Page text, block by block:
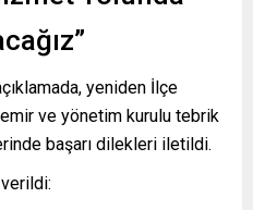
yeniden İlçe
ve yönetim kurulu tebrik
başarı dilekleri iletildi.